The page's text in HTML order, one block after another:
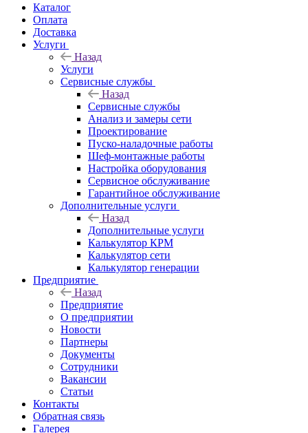
Каталог
Оплата
Доставка
Услуги
Назад
Услуги
Сервисные службы
Назад
Сервисные службы
Анализ и замеры сети
Проектирование
Пуско-наладочные работы
Шеф-монтажные работы
Настройка оборудования
Сервисное обслуживание
Гарантийное обслуживание
Дополнительные услуги
Назад
Дополнительные услуги
Калькулятор КРМ
Калькулятор сети
Калькулятор генерации
Предприятие
Назад
Предприятие
О предприятии
Новости
Партнеры
Документы
Сотрудники
Вакансии
Статьи
Контакты
Обратная связь
Галерея